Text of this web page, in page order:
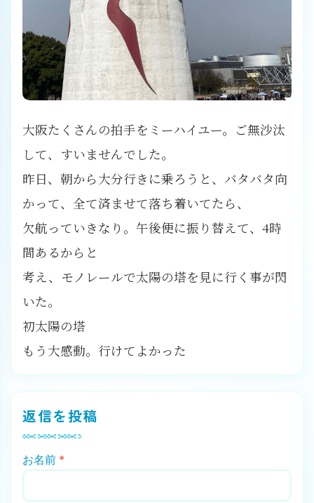
大阪たくさんの拍手をミーハイユー。ご無沙汰
して、すいませんでした。
昨日、朝から大分行きに乗ろうと、バタバタ向
かって、全て済ませて落ち着いてたら、
欠航っていきなり。午後便に振り替えて、4時
間あるからと
考え、モノレールで太陽の塔を見に行く事が閃
いた。
初太陽の塔
もう大感動。行けてよかった
返信を投稿
お名前 *